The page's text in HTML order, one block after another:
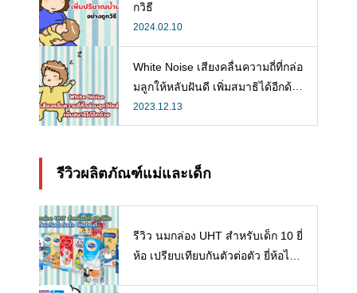
กวิธี
2024.02.10
White Noise เสียงคลื่นความถี่ที่กล่อ
มลูกให้หลับฝันดี เพิ่มสมาธิได้อีกด้ว
ย
2023.12.13
รีวิวผลิตภัณฑ์แม่และเด็ก
รีวิว นมกล่อง UHT สำหรับเด็ก 10 ยี่
ห้อ เปรียบเทียบกันตัวต่อตัว ยี่ห้อไห